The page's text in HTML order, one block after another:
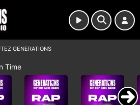
GENERATIONS
Time